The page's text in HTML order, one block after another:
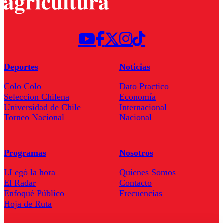
Deportes
Colo Colo
Seleccion Chilena
Universidad de Chile
Torneo Nacional
Noticias
Dato Practico
Economía
Internacional
Nacional
Programas
LLegó la hora
El Radar
Enfoqué Público
Hoja de Ruta
Nosotros
Quienes Somos
Contacto
Frecuencias